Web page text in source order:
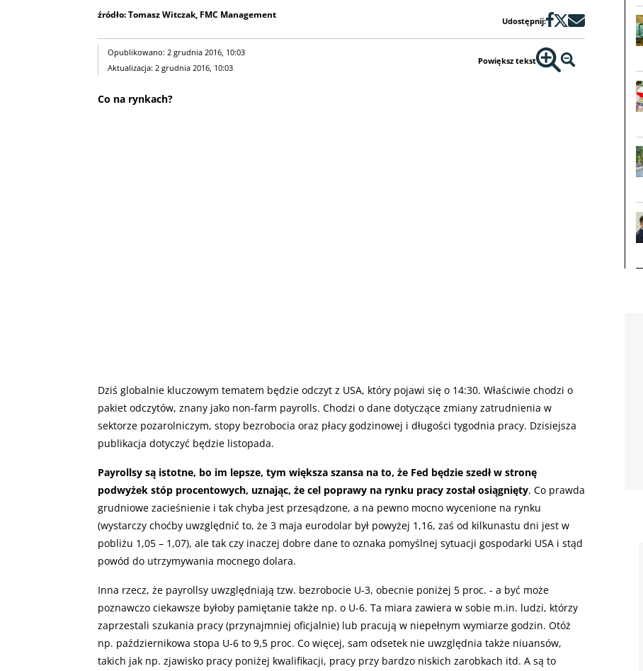
źródło: Tomasz Witczak, FMC Management
Udostępnij:
Opublikowano: 2 grudnia 2016, 10:03
Aktualizacja: 2 grudnia 2016, 10:03
Powiększ tekst
Co na rynkach?
Dziś globalnie kluczowym tematem będzie odczyt z USA, który pojawi się o 14:30. Właściwie chodzi o
pakiet odczytów, znany jako non-farm payrolls. Chodzi o dane dotyczące zmiany zatrudnienia w
sektorze pozarolniczym, stopy bezrobocia oraz płacy godzinowej i długości tygodnia pracy. Dzisiejsza
publikacja dotyczyć będzie listopada.
Payrollsy są istotne, bo im lepsze, tym większa szansa na to, że Fed będzie szedł w stronę
podwyżek stóp procentowych, uznając, że cel poprawy na rynku pracy został osiągnięty. Co prawda
grudniowe zacieśnienie i tak chyba jest przesądzone, a na pewno mocno wycenione na rynku
(wystarczy choćby uwzględnić to, że 3 maja eurodolar był powyżej 1,16, zaś od kilkunastu dni jest w
pobliżu 1,05 – 1,07), ale tak czy inaczej dobre dane to oznaka pomyślnej sytuacji gospodarki USA i stąd
powód do utrzymywania mocnego dolara.
Inna rzecz, że payrollsy uwzględniają tzw. bezrobocie U-3, obecnie poniżej 5 proc. - a być może
poznawczo ciekawsze byłoby pamiętanie także np. o U-6. Ta miara zawiera w sobie m.in. ludzi, którzy
zaprzestali szukania pracy (przynajmniej oficjalnie) lub pracują w niepełnym wymiarze godzin. Otóż
np. październikowa stopa U-6 to 9,5 proc. Co więcej, sam odsetek nie uwzględnia także niuansów,
takich jak np. zjawisko pracy poniżej kwalifikacji, pracy przy bardzo niskich zarobkach itd. A są to